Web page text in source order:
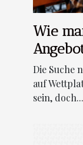
Wie
findet?
Die Suche
auf
sein, doch...